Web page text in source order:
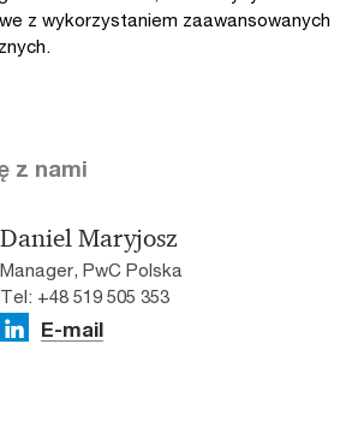
z wykorzystaniem zaawansowanych
z nami
Daniel Maryjosz
Manager, PwC Polska
Tel: +48 519 505 353
E-mail